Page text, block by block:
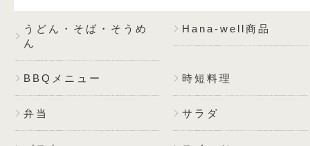
うどん・そば・そうめ
ん
Hana-well商品
BBQメニュー 時短料理
弁当 サラダ